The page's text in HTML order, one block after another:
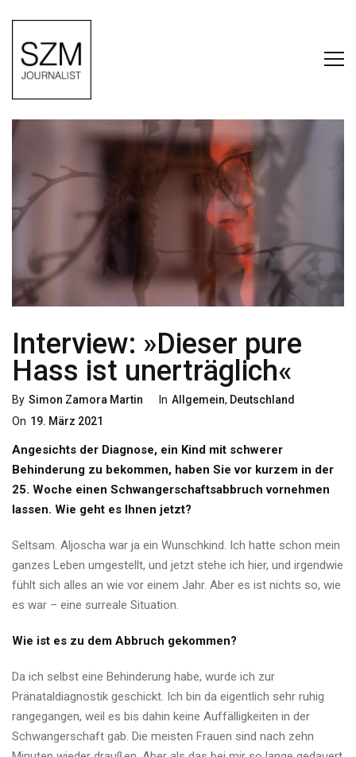
Interview: »Dieser pure
Hass ist unerträglich«
By Simon Zamora Martin Categories
In Allgemein, Deutschland
On 19. März 2021
Angesichts der Diagnose, ein Kind mit schwerer
Behinderung zu bekommen, haben Sie vor kurzem in der
25. Woche einen Schwangerschaftsabbruch vornehmen
lassen. Wie geht es Ihnen jetzt?
Seltsam. Aljoscha war ja ein Wunschkind. Ich hatte schon mein
ganzes Leben umgestellt, und jetzt stehe ich hier, und irgendwie
fühlt sich alles an wie vor einem Jahr. Aber es ist nichts so, wie
es war – eine surreale Situation.
Wie ist es zu dem Abbruch gekommen?
Da ich selbst eine Behinderung habe, wurde ich zur
Pränataldiagnostik geschickt. Ich bin da eigentlich sehr ruhig
rangegangen, weil es bis dahin keine Auffälligkeiten in der
Schwangerschaft gab. Die meisten Frauen sind nach zehn